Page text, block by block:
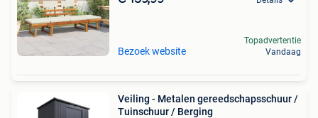
Bezoek website
Topadvertentie
Vandaag
Veiling - Metalen gereedschapsschuur /
Tuinschuur / Berging